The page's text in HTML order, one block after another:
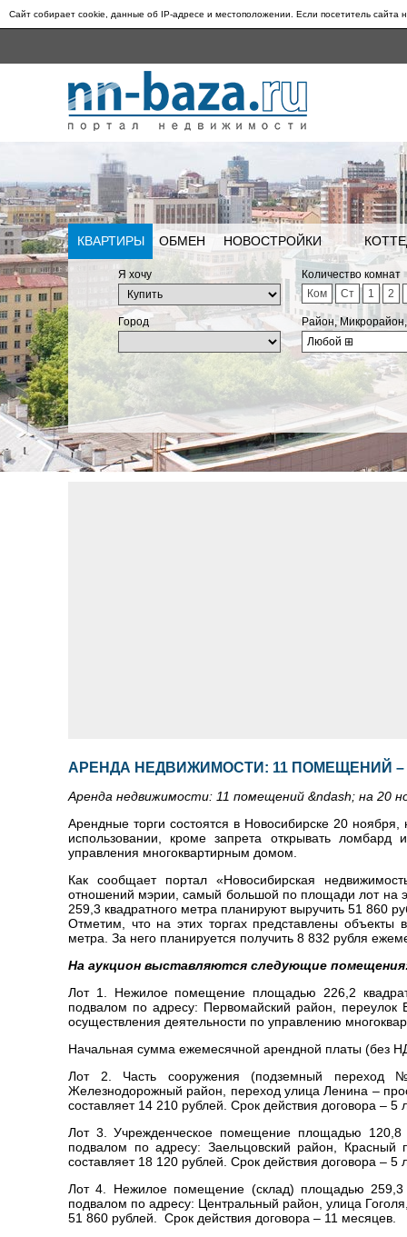
Сайт собирает cookie, данные об IP-адресе и местоположении. Если посетитель сайта
КВАРТИРЫ ОБМЕН НОВОСТРОЙКИ
Я хочу
Количество комнат
Ком
Ст 1 2
Город
Район,
Любой ⊞
АРЕНДА НЕДВИЖИМОСТИ: 11 ПОМЕЩЕНИЙ –
Аренда недвижимости: 11 помещений &ndash; на 20
Арендные торги состоятся в Новосибирске 20
использовании, кроме запрета открывать
управления многоквартирным домом.
Как сообщает портал «Новосибирская
отношений мэрии, самый большой по площади лот на
259,3 квадратного метра планируют выручить 51 860
Отметим, что на этих торгах представлены
метра. За него планируется получить 8 832 рубля
На аукцион выставляются следующие
Лот 1. Нежилое помещение площадью 226,2
подвалом по адресу: Первомайский район,
осуществления деятельности по управлению
Начальная сумма ежемесячной арендной платы (без
Лот 2. Часть сооружения (подземный переход
Железнодорожный район, переход улица Ленина –
составляет 14 210 рублей. Срок действия договора – 5
Лот 3. Учрежденческое помещение площадью 120,8
подвалом по адресу: Заельцовский район,
составляет 18 120 рублей. Срок действия договора – 5
Лот 4. Нежилое помещение (склад) площадью 259,3
подвалом по адресу: Центральный район, улица
51 860 рублей. Срок действия договора – 11 месяцев.